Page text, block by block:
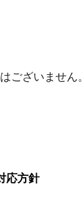
ございません。
応方針